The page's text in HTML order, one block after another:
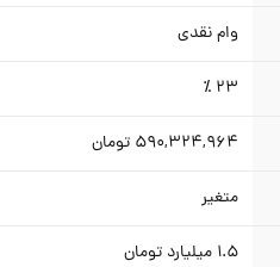
وام نقدی
590,324,964 تومان
متغیر
میلیارد تومان